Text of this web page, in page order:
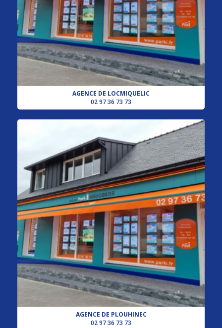
AGENCE DE LOCMIQUELIC
02 97 36 73 73
AGENCE DE PLOUHINEC
02 97 36 73 73